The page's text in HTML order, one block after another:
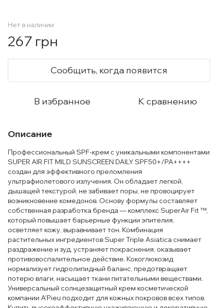
Нет в наличии
267 грн
Сообщить, когда появится
В избранное К сравнению
Описание
Профессиональный SPF-крем с уникальными компонентами
SUPER AIR FIT MILD SUNSCREEN DAILY SPF50+/PA++++
создан для эффективного преломления
ультрафиолетового излучения. Он обладает легкой,
дышащей текстурой, не забивает поры, не провоцирует
возникновение комедонов. Основу формулы составляет
собственная разработка бренда — комплекс SuperAir Fit ™,
который повышает барьерные функции эпителия,
осветляет кожу, выравнивает тон. Комбинация
растительных ингредиентов Super Triple Asiatica снимает
раздражение и зуд, устраняет покраснения, оказывает
противовоспалительное действие. Кокоглюкозид
нормализует гидролипидный баланс, предотвращает
потерю влаги, насыщает ткани питательными веществами.
Универсальный солнцезащитный крем косметической
компании A'Pieu подходит для кожных покровов всех типов.